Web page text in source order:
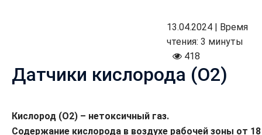
13.04.2024 | Время
чтения: 3 минуты
418
Датчики кислорода (О2)
Кислород (O2) – нетоксичный газ.
Содержание кислорода в воздухе рабочей зоны от